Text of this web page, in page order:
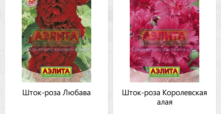
Шток-роза Любава
Шток-роза Королевская
алая